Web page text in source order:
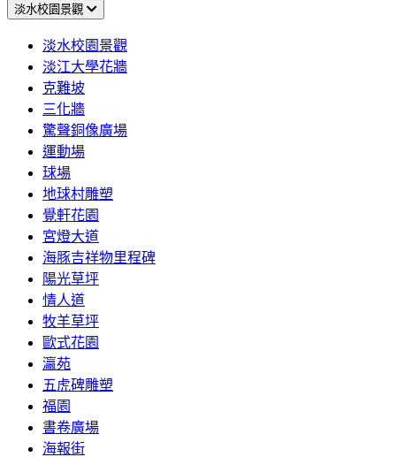
淡水校園景觀
淡水校園景觀
淡江大學花牆
克難坡
三化牆
驚聲銅像廣場
運動場
球場
地球村雕塑
覺軒花園
宮燈大道
海豚吉祥物里程碑
陽光草坪
情人道
牧羊草坪
歐式花園
瀛苑
五虎碑雕塑
福園
書卷廣場
海報街